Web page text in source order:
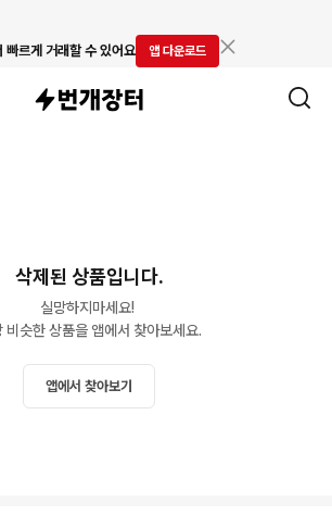
빠르게 거래할 수 있어요 앱 다운로드
삭제된 상품입니다.
실망하지마세요!
비슷한 상품을 앱에서 찾아보세요.
앱에서 찾아보기